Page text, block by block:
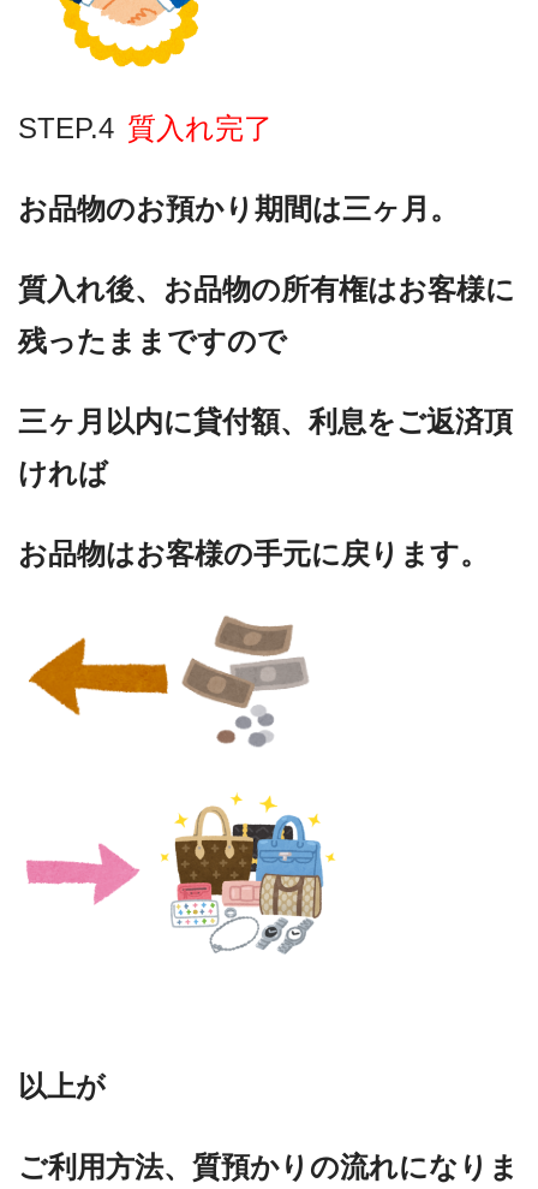
STEP.4 質入れ完了
お品物のお預かり期間は三ヶ月。
質入れ後、お品物の所有権はお客様に
残ったままですので
三ヶ月以内に貸付額、利息をご返済頂
ければ
お品物はお客様の手元に戻ります。
以上が
ご利用方法、 質預かりの流れになりま